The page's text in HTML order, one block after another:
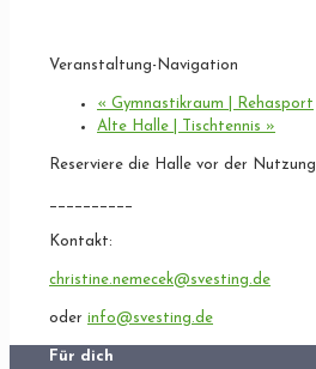
Veranstaltung-Navigation
« Gymnastikraum | Rehasport
Alte Halle | Tischtennis »
Reserviere die Halle vor der Nutzung.
Kontakt:
christine.nemecek@svesting.de
oder info@svesting.de
Für dich